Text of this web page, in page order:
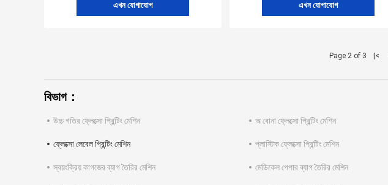
এখন যোগাযোগ এখন যোগাযোগ
Page 2 of 3 |<
বিভাগ：
উচ্চ গতির ফ্লেক্সো প্রিন্টিং মেশিন অ বোনা ফ্লেক্সো প্রিন্টিং মেশিন
ফ্লেক্সো লেবেল প্রিন্টিং মেশিন প্লাস্টিক ফ্লেক্সো প্রিন্টিং মেশিন
স্বয়ংক্রিয় কাগজের ব্যাগ তৈরির মেশিন মেডিকেল পেপার ব্যাগ তৈরির মেশিন